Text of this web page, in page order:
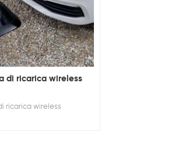
di ricarica wireless
ricarica wireless